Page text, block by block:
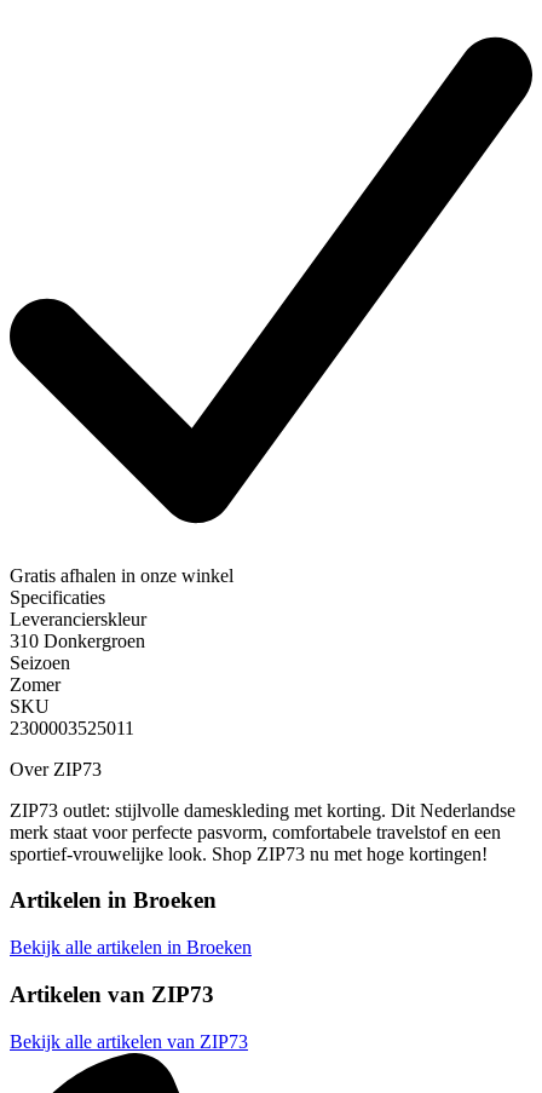
Gratis afhalen in onze winkel
Specificaties
Leverancierskleur
310 Donkergroen
Seizoen
Zomer
SKU
2300003525011
Over ZIP73
ZIP73 outlet: stijlvolle dameskleding met korting. Dit Nederlandse
merk staat voor perfecte pasvorm, comfortabele travelstof en een
sportief-vrouwelijke look. Shop ZIP73 nu met hoge kortingen!
Artikelen in Broeken
Bekijk alle artikelen in Broeken
Artikelen van ZIP73
Bekijk alle artikelen van ZIP73